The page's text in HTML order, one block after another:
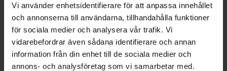
Vi använder enhetsidentifierare för att anpassa innehållet
och annonserna till användarna, tillhandahålla funktioner
för sociala medier och analysera vår trafik. Vi
vidarebefordrar även sådana identifierare och annan
information från din enhet till de sociala medier och
annons- och analysföretag som vi samarbetar med.
8%
Paket tvättmaskin och torktumlare
CylindaFT911G384A-TVP911G28E Energisnål och skonsam